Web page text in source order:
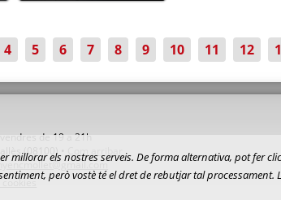
4 5 6 7 8 9 10 11 12
de 19 a 21h
(08100) •
Com arribar
millorar els nostres serveis. De forma alternativa, pot fer
però vostè té el dret de rebutjar tal